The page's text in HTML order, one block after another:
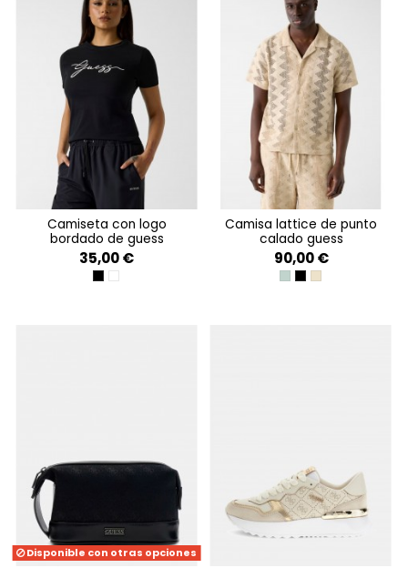
camiseta con logo
bordado de guess
35,00 €
JET BLACK A996
DOVE WHITE
camisa lattice de punto
calado guess
90,00 €
VERDE AGUA
JET BLACK A996
LATTICE KNIT
Disponible con otras opciones